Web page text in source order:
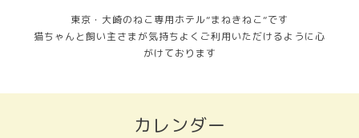
東京・大崎のねこ専用ホテル”まねきねこ”です
猫ちゃんと飼い主さまが気持ちよくご利用いただけるように心
がけております
カレンダー